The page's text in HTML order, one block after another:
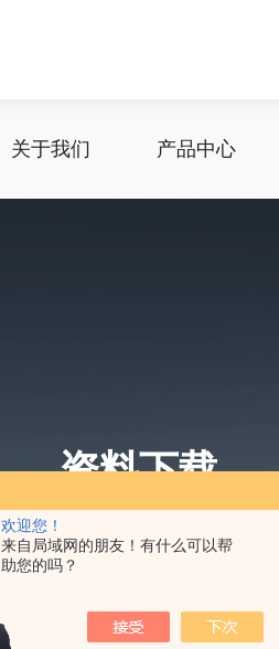
欢迎您！
来自局域网的朋友！有什么可以帮
助您的吗？
关于我们 产品中心
资料下载
DATA DOWNLOAD